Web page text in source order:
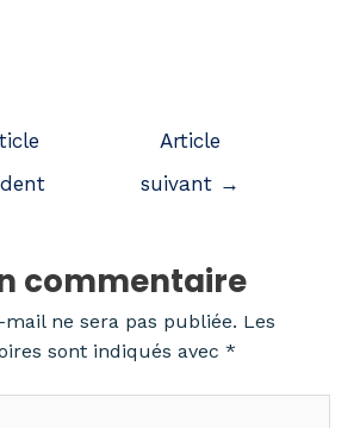
Article
suivant →
commentaire
mail ne sera pas publiée. Les
sont indiqués avec *